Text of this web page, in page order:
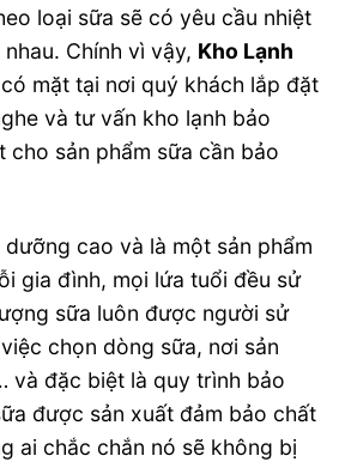
loại sữa sẽ có yêu cầu nhiệt
Chính vì vậy, Kho Lạnh
mặt tại nơi quý khách lắp đặt
và tư vấn kho lạnh bảo
cho sản phẩm sữa cần bảo
cao và là một sản phẩm
gia đình, mọi lứa tuổi đều sử
sữa luôn được người sử
chọn dòng sữa, nơi sản
và đặc biệt là quy trình bảo
được sản xuất đảm bảo chất
ai chắc chắn nó sẽ không bị